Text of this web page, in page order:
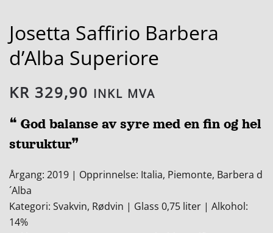
Josetta Saffirio Barbera
d’Alba Superiore
KR 329,90 INKL MVA
❝ God balanse av syre med en fin og hel
sturuktur❞
Årgang: 2019 | Opprinnelse: Italia, Piemonte, Barbera d
´Alba
Kategori: Svakvin, Rødvin | Glass 0,75 liter | Alkohol:
14%